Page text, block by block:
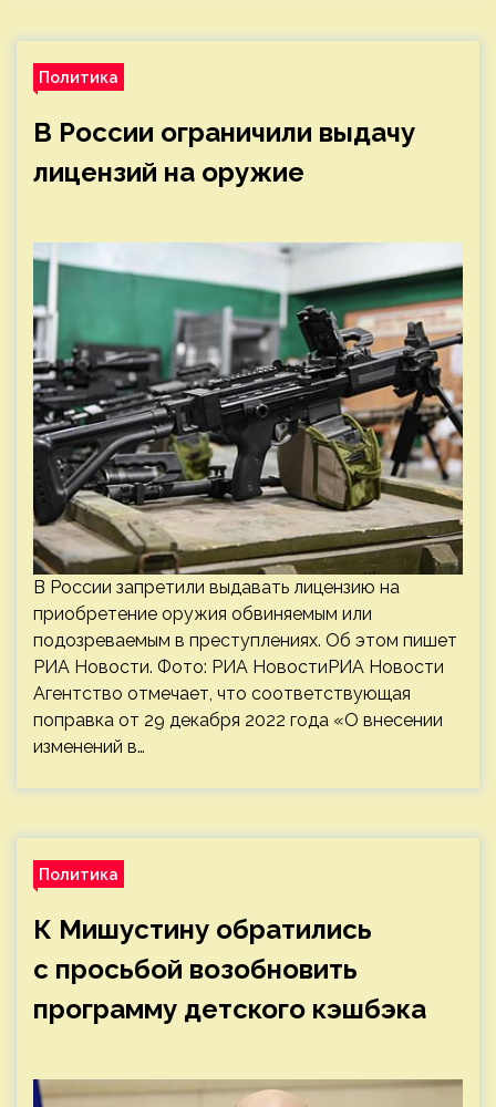
Политика
В России ограничили выдачу
лицензий на оружие
В России запретили выдавать лицензию на
приобретение оружия обвиняемым или
подозреваемым в преступлениях. Об этом пишет
РИА Новости. Фото: РИА НовостиРИА Новости
Агентство отмечает, что соответствующая
поправка от 29 декабря 2022 года «О внесении
изменений в…
Политика
К Мишустину обратились
с просьбой возобновить
программу детского кэшбэка